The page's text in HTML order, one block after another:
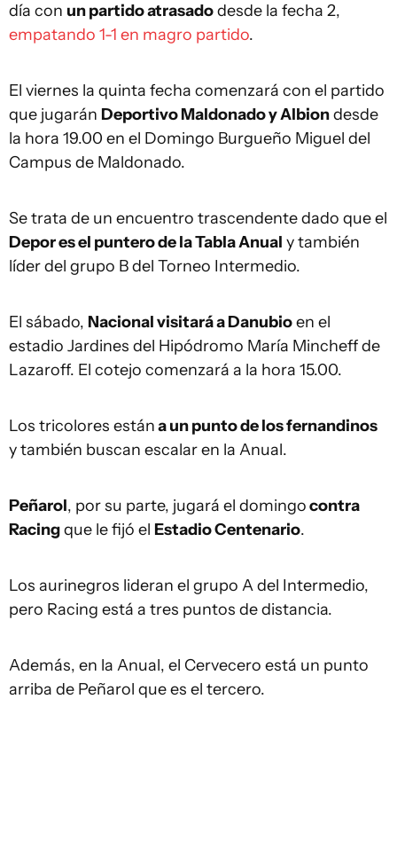
día con un partido atrasadodesde la fecha 2,
empatando 1-1 en magro partido.
El viernes la quinta fecha comenzará con el partido
que jugarán Deportivo Maldonado y Albiondesde
la hora 19.00 en el Domingo Burgueño Miguel del
Campus de Maldonado.
Se trata de un encuentro trascendente dado que el
Depor es el puntero de la Tabla Anual y también
líder del grupo B del Torneo Intermedio.
El sábado, Nacional visitará a Danubioen el
estadio Jardines del Hipódromo María Mincheff de
Lazaroff. El cotejo comenzará a la hora 15.00.
Los tricolores estána un punto de los fernandinos
y también buscan escalar en la Anual.
Peñarol, por su parte, jugará el domingocontra
Racingque le fijó el Estadio Centenario.
Los aurinegros lideran el grupo A del Intermedio,
pero Racing está a tres puntos de distancia.
Además, en la Anual, el Cervecero está un punto
arriba de Peñarol que es el tercero.